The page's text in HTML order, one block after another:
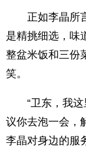
正如李晶所言
是精挑细选，味
整盆米饭和三份
笑。
“卫东，我这
议你去泡一会，
李晶对身边的服